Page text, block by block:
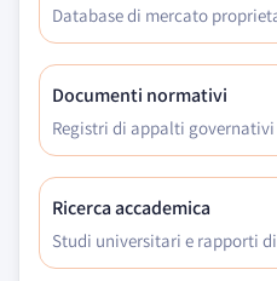
Database di mercato
Documenti normativi
Registri di appalti
Ricerca accademica
Studi universitari e rapporti